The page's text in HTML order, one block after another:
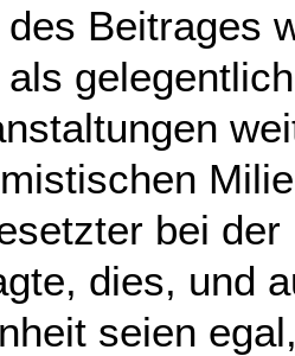
Beitrages
bei
dies, und
seien